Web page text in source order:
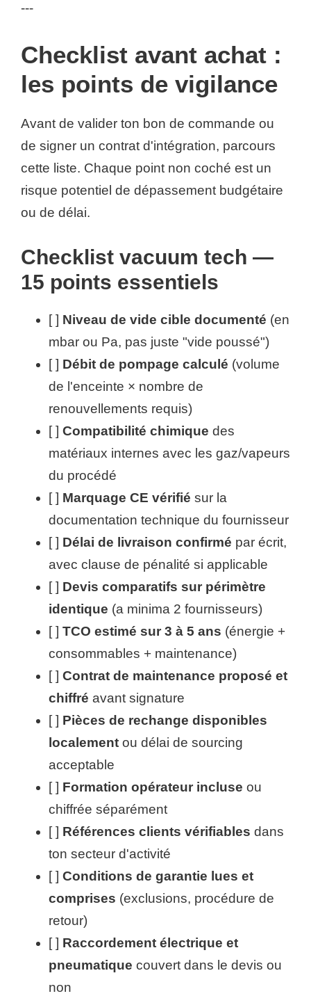
---
Checklist avant achat :
les points de vigilance
Avant de valider ton bon de commande ou
de signer un contrat d'intégration, parcours
cette liste. Chaque point non coché est un
risque potentiel de dépassement budgétaire
ou de délai.
Checklist vacuum tech —
15 points essentiels
[ ] Niveau de vide cible documenté (en
mbar ou Pa, pas juste "vide poussé")
[ ] Débit de pompage calculé (volume
de l'enceinte × nombre de
renouvellements requis)
[ ] Compatibilité chimique des
matériaux internes avec les gaz/vapeurs
du procédé
[ ] Marquage CE vérifié sur la
documentation technique du fournisseur
[ ] Délai de livraison confirmé par écrit,
avec clause de pénalité si applicable
[ ] Devis comparatifs sur périmètre
identique (a minima 2 fournisseurs)
[ ] TCO estimé sur 3 à 5 ans (énergie +
consommables + maintenance)
[ ] Contrat de maintenance proposé et
chiffré avant signature
[ ] Pièces de rechange disponibles
localement ou délai de sourcing
acceptable
[ ] Formation opérateur incluse ou
chiffrée séparément
[ ] Références clients vérifiables dans
ton secteur d'activité
[ ] Conditions de garantie lues et
comprises (exclusions, procédure de
retour)
[ ] Raccordement électrique et
pneumatique couvert dans le devis ou
non